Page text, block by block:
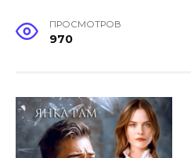
ПРОСМОТРОВ
970